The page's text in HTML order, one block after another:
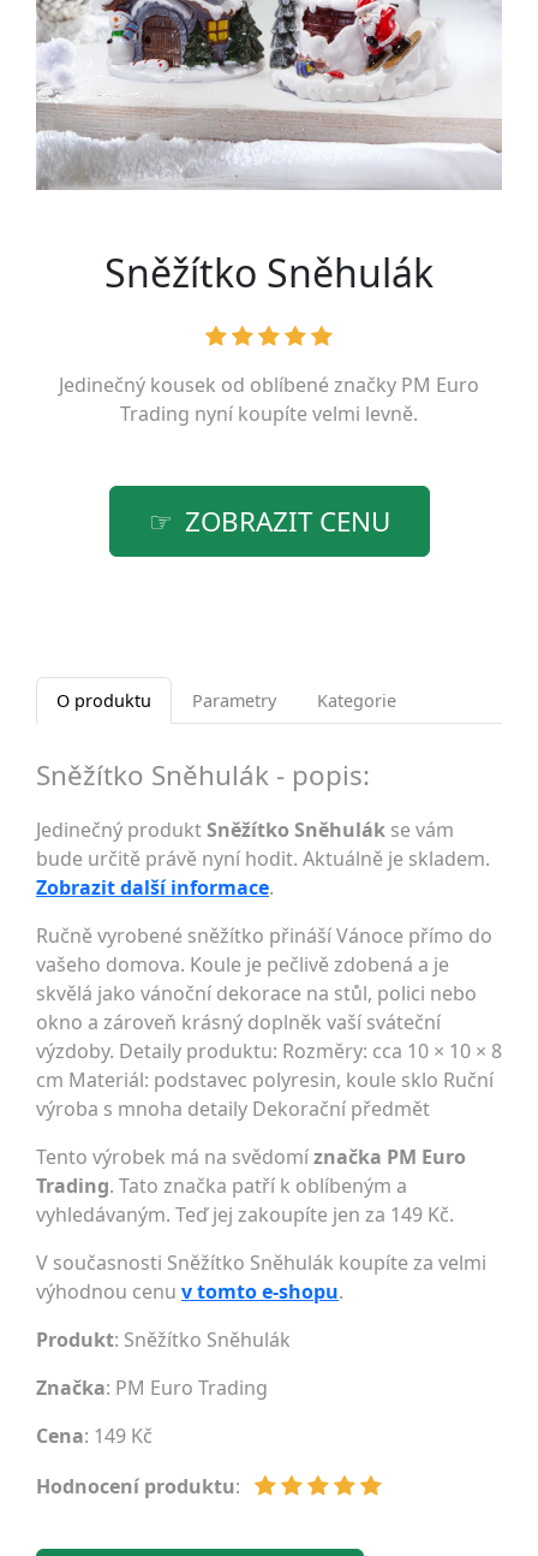
Sněžítko Sněhulák
Jedinečný kousek od oblíbené značky PM Euro
Trading nyní koupíte velmi levně.
ZOBRAZIT CENU
O produktu Parametry Kategorie
Sněžítko Sněhulák - popis:
Jedinečný produktSněžítko Sněhulák se vám
bude určitě právě nyní hodit. Aktuálně je skladem.
Zobrazit další informace.
Ručně vyrobené sněžítko přináší Vánoce přímo do
vašeho domova. Koule je pečlivě zdobená a je
skvělá jako vánoční dekorace na stůl, polici nebo
okno a zároveň krásný doplněk vaší sváteční
výzdoby. Detaily produktu: Rozměry: cca 10 × 10 × 8
cm Materiál: podstavec polyresin, koule sklo Ruční
výroba s mnoha detaily Dekorační předmět
Tento výrobek má na svědomíznačka PM Euro
Trading. Tato značka patří k oblíbeným a
vyhledávaným. Teď jej zakoupíte jen za 149 Kč.
V současnosti Sněžítko Sněhulák koupíte za velmi
výhodnou cenu v tomto e-shopu.
Produkt: Sněžítko Sněhulák
Značka: PM Euro Trading
Cena: 149 Kč
Hodnocení produktu: